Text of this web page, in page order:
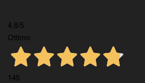
4,8/5
Ottimo
145